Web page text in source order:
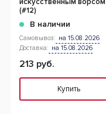
(#12)
В наличии
Самовывоз: на 15.08.2026
Доставка: на 15.08.2026
213 руб.
Купить